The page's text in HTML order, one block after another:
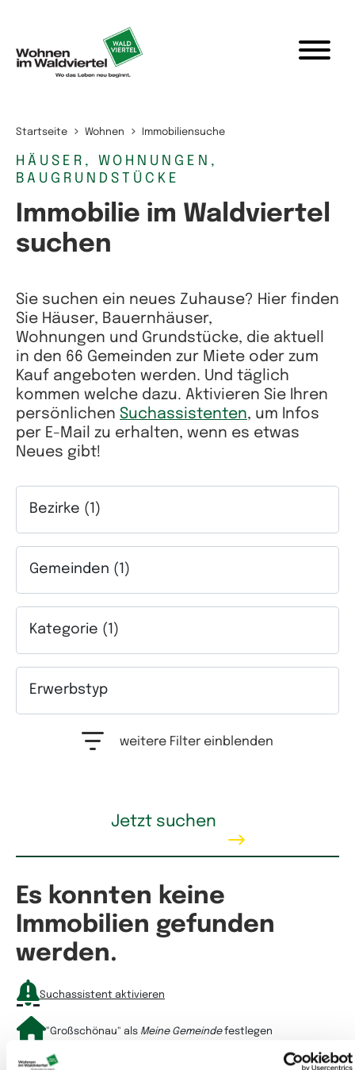
Startseite Wohnen Immobiliensuche
HÄUSER, WOHNUNGEN,
BAUGRUNDSTÜCKE
Immobilie im Waldviertel
suchen
Sie suchen ein neues Zuhause? Hier finden
Sie Häuser, Bauernhäuser,
Wohnungen und Grundstücke, die aktuell
in den 66 Gemeinden zur Miete oder zum
Kauf angeboten werden. Und täglich
kommen welche dazu. Aktivieren Sie Ihren
persönlichen Suchassistenten, um Infos
per E-Mail zu erhalten, wenn es etwas
Neues gibt!
Bezirke (1)
Gemeinden (1)
Kategorie (1)
Erwerbstyp
weitere Filter einblenden
Mietpreis
Wohnfläche
Jetzt suchen
Es konnten keine
Immobilien gefunden
werden.
Suchassistent aktivieren
"Großschönau" als Meine Gemeindefestlegen